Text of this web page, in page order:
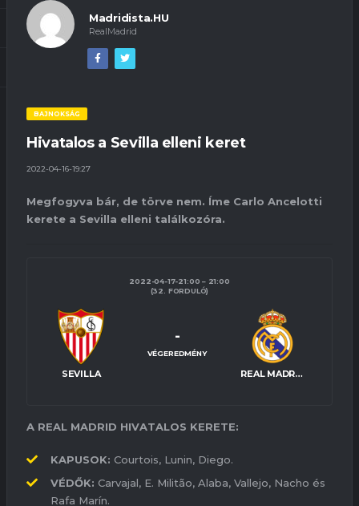
Madridista.HU
RealMadrid
BAJNOKSÁG
Hivatalos a Sevilla elleni keret
2022-04-16-19:27
Megfogyva bár, de törve nem. Íme Carlo Ancelotti
kerete a Sevilla elleni találkozóra.
2022-04-17-21:00
21:00
(32. FORDULÓ)
SEVILLA REAL MADRID
-
VÉGEREDMÉNY
A REAL MADRID HIVATALOS KERETE:
KAPUSOK: Courtois, Lunin, Diego.
VÉDŐK: Carvajal, E. Militão, Alaba, Vallejo, Nacho és
Rafa Marín.